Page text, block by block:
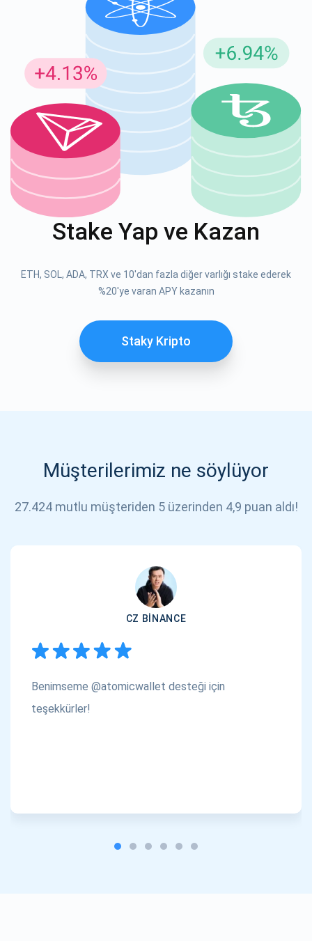
Stake Yap ve Kazan
ETH, SOL, ADA, TRX ve 10'dan fazla diğer varlığı stake ederek
%20'ye varan APY kazanın
Staky Kripto
Müşterilerimiz ne söylüyor
27.424 mutlu müşteriden 5 üzerinden 4,9 puan aldı!
CZ BINANCE
Benimseme @atomicwallet desteği için
teşekkürler!
Atomic
1000.000
ABONE OL
support@atomicwallet.io
YouTube'umuza göz atın
Güncellemeler için Abone Ol
En son proje güncellemelerini ve kripto kılavuzlarını ilk alan
siz olun